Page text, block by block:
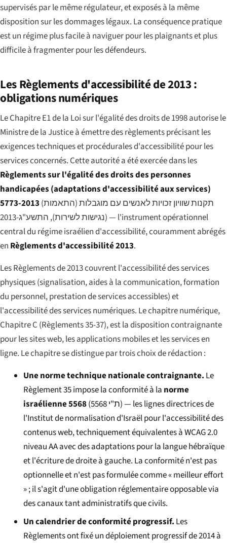
supervisés par le même régulateur, et exposés à la même
disposition sur les dommages légaux. La conséquence pratique
est un régime plus facile à naviguer pour les plaignants et plus
difficile à fragmenter pour les défendeurs.
Les Règlements d'accessibilité de 2013 :
obligations numériques
Le Chapitre E1 de la Loi sur l'égalité des droits de 1998 autorise le
Ministre de la Justice à émettre des règlements précisant les
exigences techniques et procédurales d'accessibilité pour les
services concernés. Cette autorité a été exercée dans les
Règlements sur l'égalité des droits des personnes
handicapées (adaptations d'accessibilité aux services)
5773-2013 (תקנות שוויון זכויות לאנשים עם מוגבלות (התאמות
נגישות לשירות), התשע"ג-2013) — l'instrument opérationnel
central du régime israélien d'accessibilité, couramment abrégés
en Règlements d'accessibilité 2013.
Les Règlements de 2013 couvrent l'accessibilité des services
physiques (signalisation, aides à la communication, formation
du personnel, prestation de services accessibles) et
l'accessibilité des services numériques. Le chapitre numérique,
Chapitre C (Règlements 35-37), est la disposition contraignante
pour les sites web, les applications mobiles et les services en
ligne. Le chapitre se distingue par trois choix de rédaction :
Une norme technique nationale contraignante. Le
Règlement 35 impose la conformité à la norme
israélienne 5568( ת"י 5568) — les lignes directrices de
l'Institut de normalisation d'Israël pour l'accessibilité des
contenus web, techniquement équivalentes à WCAG 2.0
niveau AA avec des adaptations pour la langue hébraïque
et l'écriture de droite à gauche. La conformité n'est pas
optionnelle et n'est pas formulée comme « meilleur effort
» ; il s'agit d'une obligation réglementaire opposable via
des canaux tant administratifs que civils.
Un calendrier de conformité progressif. Les
Règlements ont fixé un déploiement progressif de 2014 à